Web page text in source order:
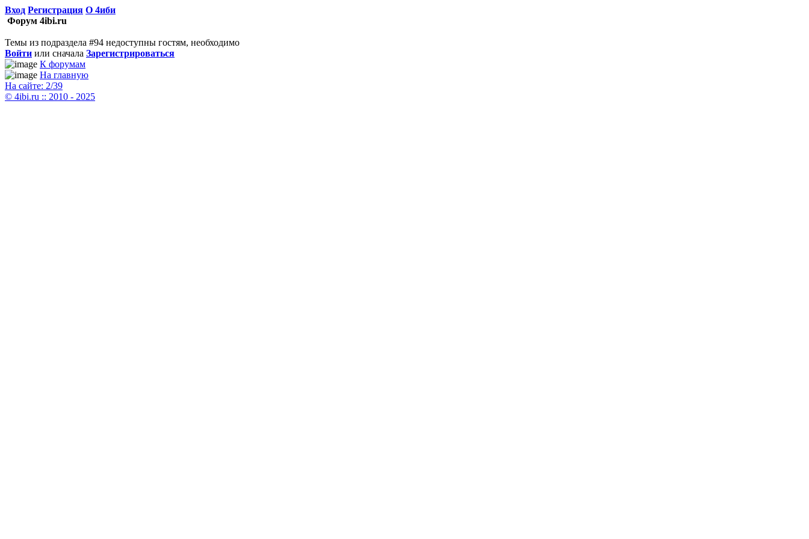
Вход Регистрация О 4иби
Форум 4ibi.ru
Темы из подраздела #94 недоступны гостям, необходимо
Войти или сначала Зарегистрироваться
К форумам
На главную
На сайте: 2/39
© 4ibi.ru :: 2010 - 2025